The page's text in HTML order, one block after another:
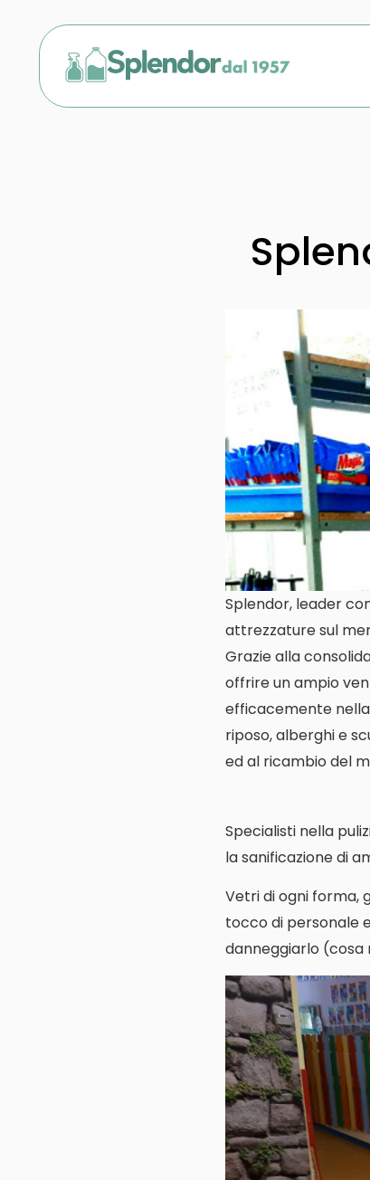
Splendor, leader
attrezzature sul
Grazie alla
offrire un ampio
efficacemente nella
riposo, alberghi e
ed al ricambio del
Specialisti nella
la sanificazione di
Vetri di ogni forma,
tocco di personale
danneggiarlo